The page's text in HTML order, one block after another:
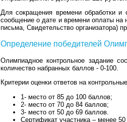
Для сокращения времени обработки и
сообщение о дате и времени оплаты
письма, Свидетельство организатора)
Определение победителей
Олимпиадное контрольное задание
количество набранных баллов - 0-100.
Критерии оценки ответов на
1- место от 85 до 100 баллов;
2- место от 70 до 84 баллов;
3- место от 50 до 69 баллов.
Сертификат участника – менее 50